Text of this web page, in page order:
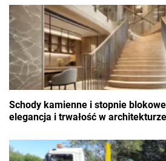
Schody kamienne i stopnie
elegancja i trwałość w architekturze